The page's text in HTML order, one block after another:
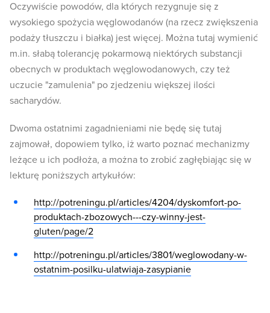
Oczywiście powodów, dla których rezygnuje się z
wysokiego spożycia węglowodanów (na rzecz zwiększenia
podaży tłuszczu i białka) jest więcej. Można tutaj wymienić
m.in. słabą tolerancję pokarmową niektórych substancji
obecnych w produktach węglowodanowych, czy też
uczucie "zamulenia" po zjedzeniu większej ilości
sacharydów.
Dwoma ostatnimi zagadnieniami nie będę się tutaj
zajmował, dopowiem tylko, iż warto poznać mechanizmy
leżące u ich podłoża, a można to zrobić zagłębiając się w
lekturę poniższych artykułów:
http://potreningu.pl/articles/4204/dyskomfort-po-
produktach-zbozowych---czy-winny-jest-
gluten/page/2
http://potreningu.pl/articles/3801/weglowodany-w-
ostatnim-posilku-ulatwiaja-zasypianie